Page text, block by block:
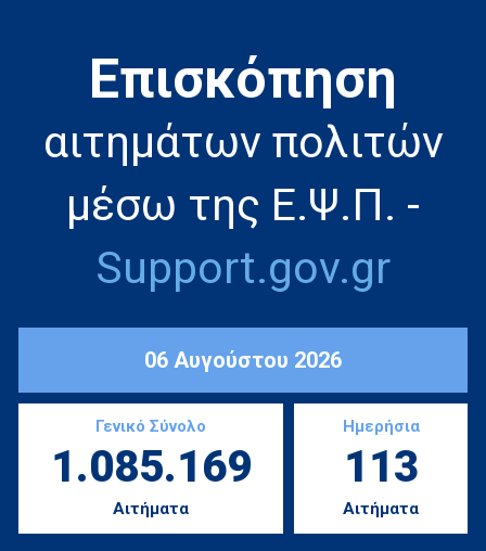
Eπισκόπηση
αιτημάτων πολιτών
μέσω της Ε.Ψ.Π. -
Support.gov.gr
06 Αυγούστου 2026
Γενικό Σύνολο
1.085.169
Αιτήματα
Ημερήσια
113
Αιτήματα